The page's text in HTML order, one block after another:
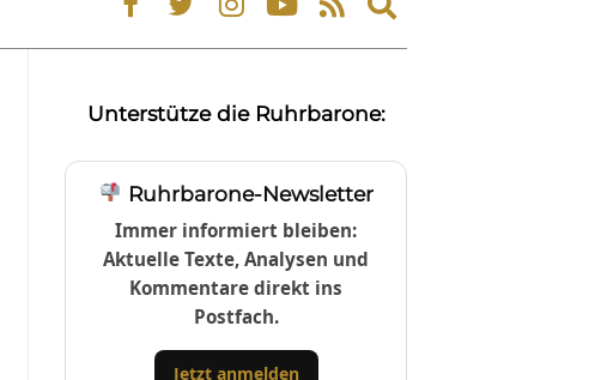
Expand
search
Unterstütze die Ruhrbarone:
Ruhrbarone-Newsletter
Immer informiert bleiben:
Aktuelle Texte, Analysen und
Kommentare direkt ins
Postfach.
Jetzt anmelden